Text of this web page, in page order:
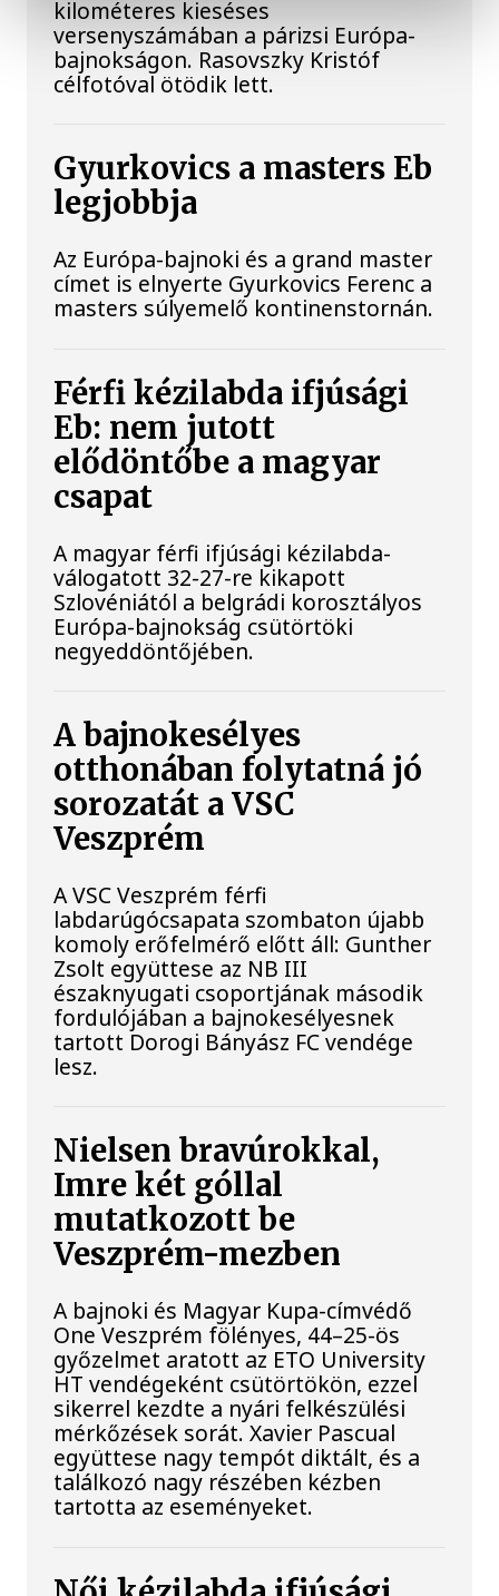
kilométeres kieséses
versenyszámában a párizsi Európa-
bajnokságon. Rasovszky Kristóf
célfotóval ötödik lett.
Gyurkovics a masters Eb
legjobbja
Az Európa-bajnoki és a grand master
címet is elnyerte Gyurkovics Ferenc a
masters súlyemelő kontinenstornán.
Férfi kézilabda ifjúsági
Eb: nem jutott
elődöntőbe a magyar
csapat
A magyar férfi ifjúsági kézilabda-
válogatott 32-27-re kikapott
Szlovéniától a belgrádi korosztályos
Európa-bajnokság csütörtöki
negyeddöntőjében.
A bajnokesélyes
otthonában folytatná jó
sorozatát a VSC
Veszprém
A VSC Veszprém férfi
labdarúgócsapata szombaton újabb
komoly erőfelmérő előtt áll: Gunther
Zsolt együttese az NB III
északnyugati csoportjának második
fordulójában a bajnokesélyesnek
tartott Dorogi Bányász FC vendége
lesz.
Nielsen bravúrokkal,
Imre két góllal
mutatkozott be
Veszprém-mezben
A bajnoki és Magyar Kupa-címvédő
One Veszprém fölényes, 44–25-ös
győzelmet aratott az ETO University
HT vendégeként csütörtökön, ezzel
sikerrel kezdte a nyári felkészülési
mérkőzések sorát. Xavier Pascual
együttese nagy tempót diktált, és a
találkozó nagy részében kézben
tartotta az eseményeket.